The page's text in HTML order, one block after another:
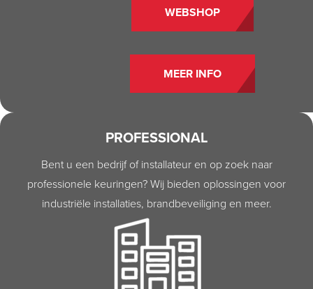
WEBSHOP
MEER INFO
PROFESSIONAL
Bent u een bedrijf of installateur en op zoek naar
professionele keuringen? Wij bieden oplossingen voor
industriële installaties, brandbeveiliging en meer.